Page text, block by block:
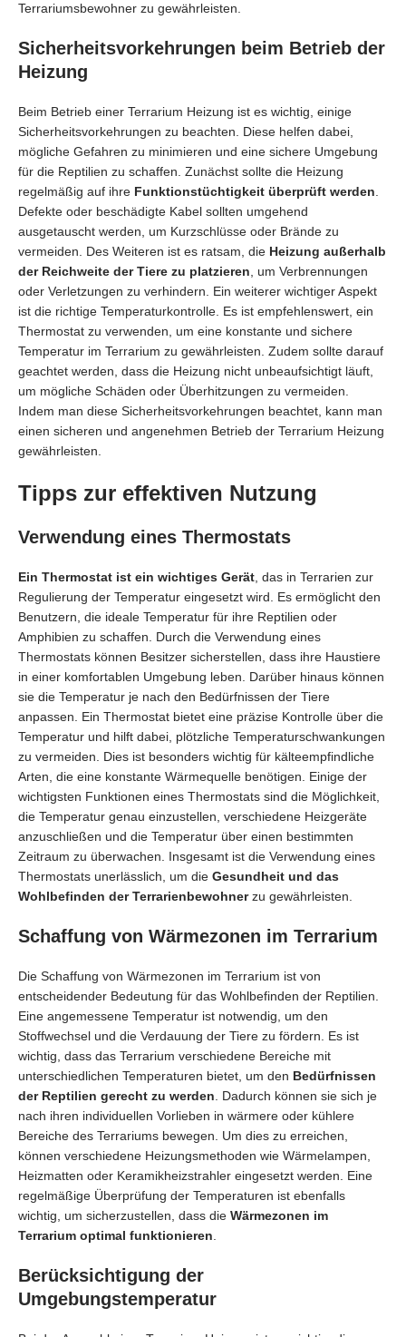
Terrariumsbewohner zu gewährleisten.
Sicherheitsvorkehrungen beim Betrieb der
Heizung
Beim Betrieb einer Terrarium Heizung ist es wichtig, einige
Sicherheitsvorkehrungen zu beachten. Diese helfen dabei,
mögliche Gefahren zu minimieren und eine sichere Umgebung
für die Reptilien zu schaffen. Zunächst sollte die Heizung
regelmäßig auf ihre Funktionstüchtigkeit überprüft werden
Defekte oder beschädigte Kabel sollten umgehend
ausgetauscht werden, um Kurzschlüsse oder Brände zu
vermeiden. Des Weiteren ist es ratsam, die Heizung außerhalb
der Reichweite der Tiere zu platzieren , um Verbrennungen
oder Verletzungen zu verhindern. Ein weiterer wichtiger Aspekt
ist die richtige Temperaturkontrolle. Es ist empfehlenswert, ein
Thermostat zu verwenden, um eine konstante und sichere
Temperatur im Terrarium zu gewährleisten. Zudem sollte darauf
geachtet werden, dass die Heizung nicht unbeaufsichtigt läuft,
um mögliche Schäden oder Überhitzungen zu vermeiden.
Indem man diese Sicherheitsvorkehrungen beachtet, kann man
einen sicheren und angenehmen Betrieb der Terrarium Heizung
gewährleisten.
Tipps zur effektiven Nutzung
Verwendung eines Thermostats
Ein Thermostat ist ein wichtiges Gerät , das in Terrarien zur
Regulierung der Temperatur eingesetzt wird. Es ermöglicht den
Benutzern, die ideale Temperatur für ihre Reptilien oder
Amphibien zu schaffen. Durch die Verwendung eines
Thermostats können Besitzer sicherstellen, dass ihre Haustiere
in einer komfortablen Umgebung leben. Darüber hinaus können
sie die Temperatur je nach den Bedürfnissen der Tiere
anpassen. Ein Thermostat bietet eine präzise Kontrolle über die
Temperatur und hilft dabei, plötzliche Temperaturschwankungen
zu vermeiden. Dies ist besonders wichtig für kälteempfindliche
Arten, die eine konstante Wärmequelle benötigen. Einige der
wichtigsten Funktionen eines Thermostats sind die Möglichkeit,
die Temperatur genau einzustellen, verschiedene Heizgeräte
anzuschließen und die Temperatur über einen bestimmten
Zeitraum zu überwachen. Insgesamt ist die Verwendung eines
Thermostats unerlässlich, um die Gesundheit und das
Wohlbefinden der Terrarienbewohnerzu gewährleisten.
Schaffung von Wärmezonen im Terrarium
Die Schaffung von Wärmezonen im Terrarium ist von
entscheidender Bedeutung für das Wohlbefinden der Reptilien.
Eine angemessene Temperatur ist notwendig, um den
Stoffwechsel und die Verdauung der Tiere zu fördern. Es ist
wichtig, dass das Terrarium verschiedene Bereiche mit
unterschiedlichen Temperaturen bietet, um den Bedürfnissen
der Reptilien gerecht zu werden . Dadurch können sie sich je
nach ihren individuellen Vorlieben in wärmere oder kühlere
Bereiche des Terrariums bewegen. Um dies zu erreichen,
können verschiedene Heizungsmethoden wie Wärmelampen,
Heizmatten oder Keramikheizstrahler eingesetzt werden. Eine
regelmäßige Überprüfung der Temperaturen ist ebenfalls
wichtig, um sicherzustellen, dass die Wärmezonen im
Terrarium optimal funktionieren
Berücksichtigung der
Umgebungstemperatur